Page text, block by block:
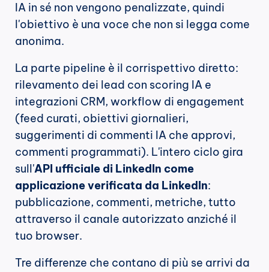
IA in sé non vengono penalizzate, quindi
l'obiettivo è una voce che non si legga come
anonima.
La parte pipeline è il corrispettivo diretto:
rilevamento dei lead con scoring IA e
integrazioni CRM, workflow di engagement
(feed curati, obiettivi giornalieri,
suggerimenti di commenti IA che approvi,
commenti programmati). L'intero ciclo gira
sull'API ufficiale di LinkedIn come
applicazione verificata da LinkedIn:
pubblicazione, commenti, metriche, tutto
attraverso il canale autorizzato anziché il
tuo browser.
Tre differenze che contano di più se arrivi da